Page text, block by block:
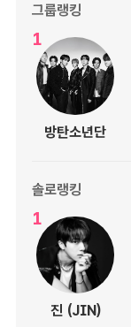
그룹랭킹
1
방탄소년단
솔로랭킹
1
진 (JIN)